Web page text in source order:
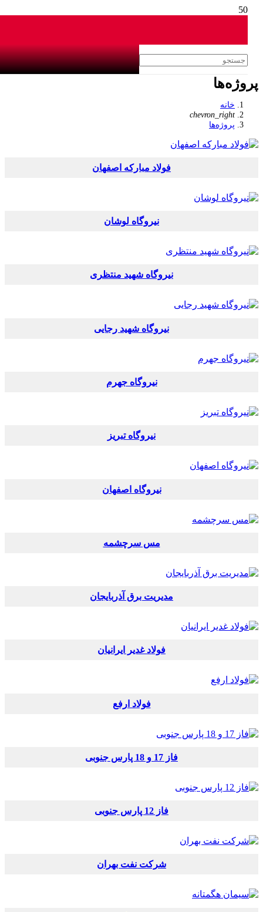
خانه
chevron_right
پروژه‌ها
فولاد مبارکه اصفهان
نیروگاه لوشان
نیروگاه شهید منتظری
نیروگاه شهید رجایی
نیروگاه جهرم
نیروگاه تبریز
نیروگاه اصفهان
مس سرچشمه
مدیریت برق آذربایجان
فولاد غدیر ایرانیان
فولاد ارفع
شرکت نفت بهران